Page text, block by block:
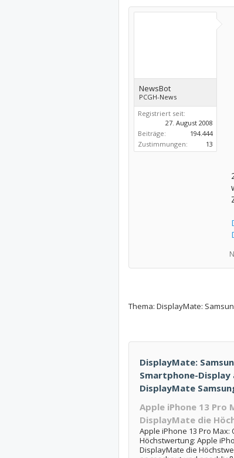
NewsBot
PCGH-News
Registriert seit:
27. August 2008
Beiträge:
194.444
Zustimmungen:
13
Thema: DisplayMate:
DisplayMate:
Smartphone-Display
DisplayMate
Apple iPhone 13 Pro
DisplayMate die
Apple iPhone 13 Pro
Höchstwertung: Apple
DisplayMate die